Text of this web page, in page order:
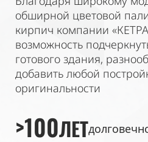
обширной цветовой
кирпич компании
возможность
готового здания,
добавить любой
оригинальности
>100ЛЕТ